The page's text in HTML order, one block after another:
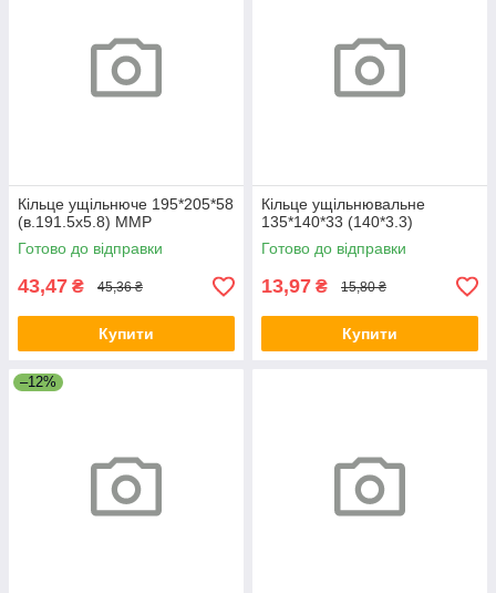
Кільце ущільнюче 195*205*58
(в.191.5х5.8) ММР
Готово до відправки
43,47 ₴ 45,36 ₴
Купити
Кільце ущільнювальне
135*140*33 (140*3.3)
Готово до відправки
13,97 ₴ 15,80 ₴
Купити
–12%